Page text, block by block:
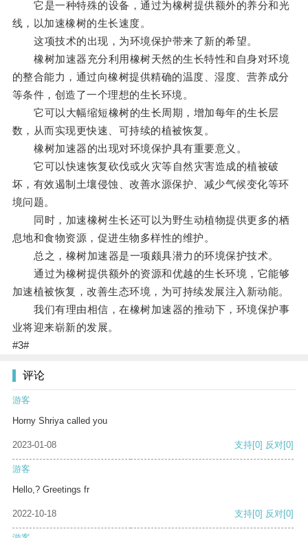
它是一种特殊的设备，通过为橡树提供额外的养分和光
线，以加速橡树的生长速度。
这项技术的出现，为环境保护带来了新的希望。
橡树加速器充分利用橡树天然的生长特性和自身对环境
的整合能力，通过向橡树提供精确的温度、湿度、营养成分
等条件，创造了一个理想的生长环境。
它可以大幅缩短橡树的生长周期，增加每年的生长层
数，从而实现更快速、可持续的植被恢复。
橡树加速器的出现对环境保护具有重要意义。
它可以快速恢复砍伐或火灾等自然灾害造成的植被破
坏，有效遏制土壤侵蚀、改善水源保护、减少气候变化等环
境问题。
同时，加速橡树生长还可以为野生动植物提供更多的栖
息地和食物资源，促进生物多样性的维护。
总之，橡树加速器是一项颇具潜力的环境保护技术。
通过为橡树提供额外的资源和优越的生长环境，它能够
加速植被恢复，改善生态环境，为可持续发展注入新动能。
我们有理由相信，在橡树加速器的推动下，环境保护事
业将迎来崭新的发展。
#3#
评论
游客
Horny Shriya called you
2023-01-08 支持[0] 反对[0]
游客
Hello,? Greetings fr
2022-10-18 支持[0] 反对[0]